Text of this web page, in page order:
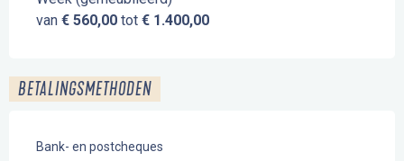
van € 560,00 tot € 1.400,00
BETALINGSMETHODEN
Bank- en postcheques